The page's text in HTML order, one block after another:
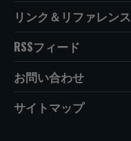
リンク＆リファレンス
RSSフィード
お問い合わせ
サイトマップ